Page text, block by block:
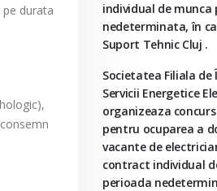
durata
individual de munca
nedeterminata, în
Suport Tehnic Cluj .
Societatea Filiala
Servicii Energetice
organizeaza
pentru ocuparea a
vacante de
contract individual
perioada